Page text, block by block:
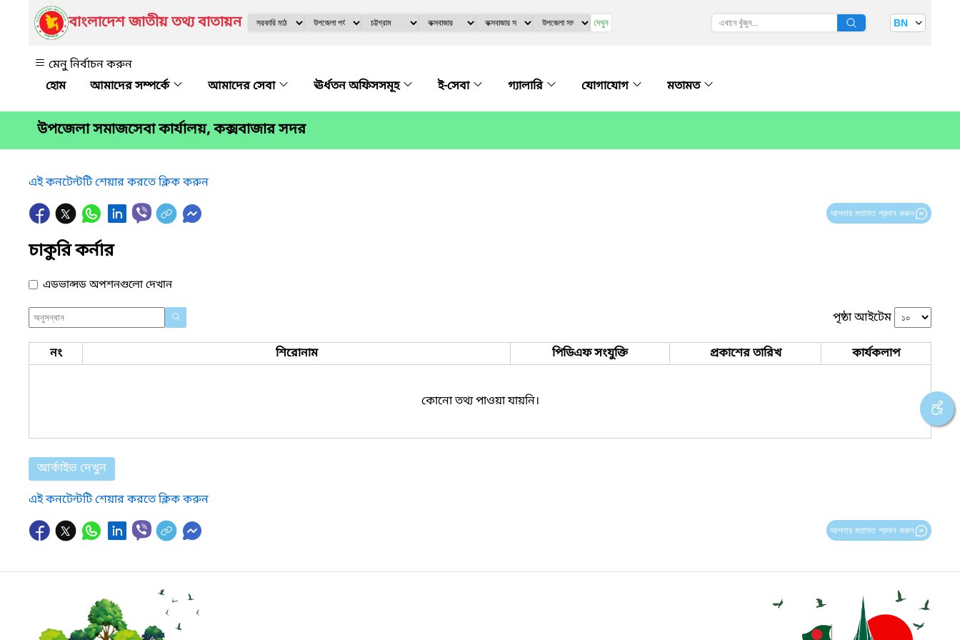
বাংলাদেশ জাতীয় তথ্য বাতায়ন দেখুন BN
মেনু নির্বাচন করুন
আমাদের সম্পর্কে
আমাদের সেবা ঊর্ধতন অফিসসমূহ ই-সেবা গ্যালারি যোগাযোগ মতামত
উপজেলা সমাজসেবা কার্যালয়, কক্সবাজার সদর
এই কনটেন্টটি শেয়ার করতে ক্লিক করুন
আপনার মতামত প্রদান করুন
চাকুরি কর্নার
এডভান্সড অপশনগুলো দেখান
পৃষ্ঠা আইটেম
নং শিরোনাম পিডিএফ সংযুক্তি প্রকাশের তারিখ কার্যকলাপ
কোনো তথ্য পাওয়া যায়নি।
আর্কাইভ দেখুন
এই কনটেন্টটি শেয়ার করতে ক্লিক করুন
আপনার মতামত প্রদান করুন